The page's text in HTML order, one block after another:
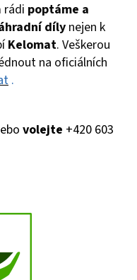
rádi poptáme a
dílynejen k
Kelomat. Veškerou
na oficiálních
.
volejte +420 603